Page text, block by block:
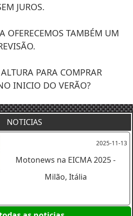
JUROS.
OFERECEMOS TAMBÉM UM
PARA COMPRAR
INICIO DO VERÃO?
NOTICIAS
2025-11-13
Motonews na EICMA 2025 -
Milão, Itália